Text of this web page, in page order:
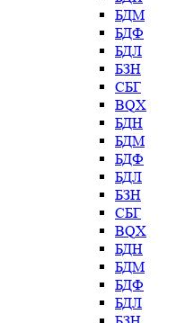
БДМ
БДФ
БДЛ
БЗН
СБГ
BQX
БДН
БДМ
БДФ
БДЛ
БЗН
СБГ
BQX
БДН
БДМ
БДФ
БДЛ